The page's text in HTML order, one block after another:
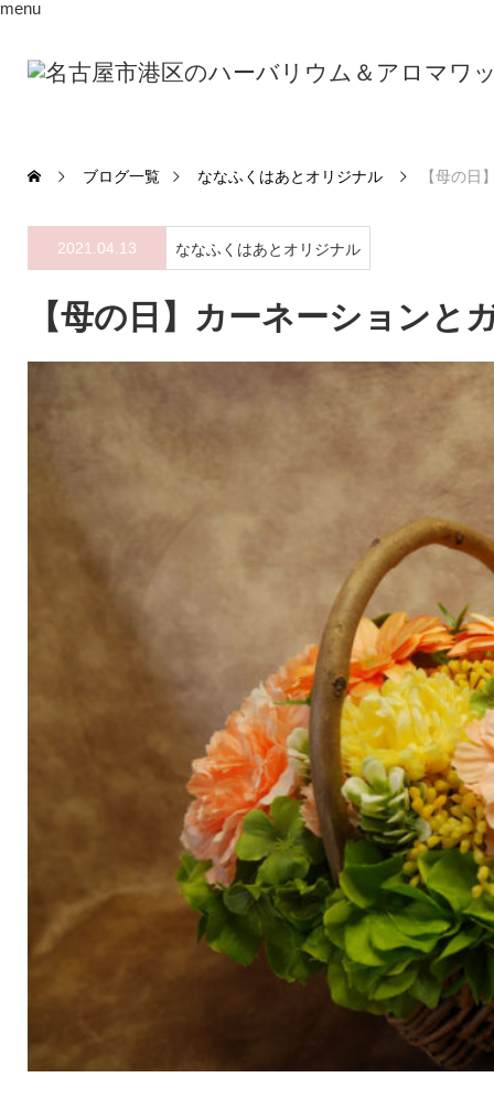
menu
ブログ一覧 ななふくはあとオリジナル 【母の日
2021.04.13 ななふくはあとオリジナル
【母の日】カーネーションと